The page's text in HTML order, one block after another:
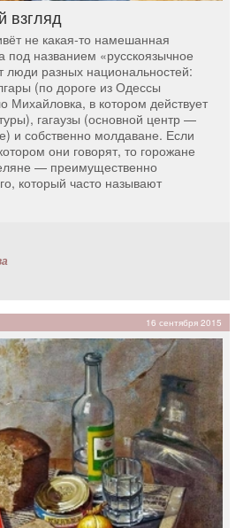
взгляд
не какая-то намешанная
под названием «русскоязычное
люди разных национальностей:
(по дороге из Одессы
Михайловка, в котором действует
гагаузы (основной центр —
и собственно молдаване. Если
они говорят, то горожане
— преимущественно
который часто называют
16 сентября 2015